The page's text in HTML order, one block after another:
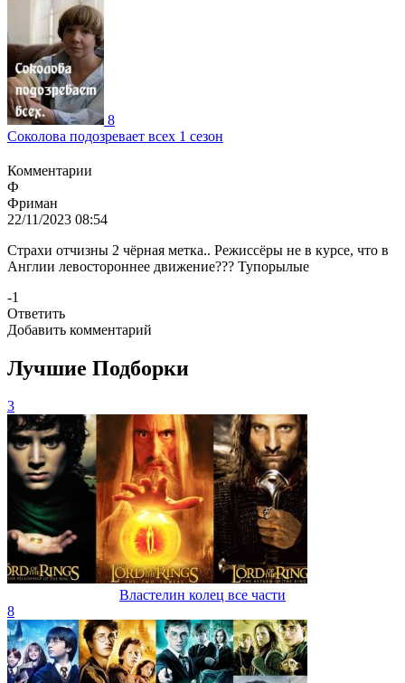
8
Соколова подозревает всех 1 сезон
Комментарии
Ф
Фриман
22/11/2023 08:54
Страхи отчизны 2 чëрная метка.. Режиссёры не в курсе, что в
Англии левостороннее движение??? Тупорылые
-1
Ответить
Добавить комментарий
Лучшие Подборки
3
Властелин колец все части
8